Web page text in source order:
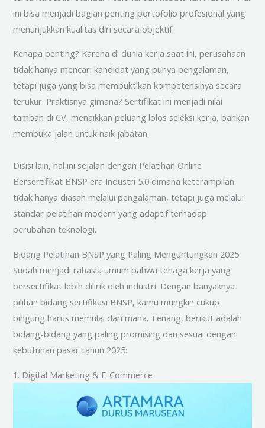
ini bisa menjadi bagian penting portofolio profesional yang
menunjukkan kualitas diri secara objektif.
Kenapa penting? Karena di dunia kerja saat ini, perusahaan
tidak hanya mencari kandidat yang punya pengalaman,
tetapi juga yang bisa membuktikan kompetensinya secara
terukur. Praktisnya gimana? Sertifikat ini menjadi nilai
tambah di CV, menaikkan peluang lolos seleksi kerja, bahkan
membuka jalan untuk naik jabatan.
Disisi lain, hal ini sejalan dengan Pelatihan Online
Bersertifikat BNSP era Industri 5.0 dimana keterampilan
tidak hanya diasah melalui pengalaman, tetapi juga melalui
standar pelatihan modern yang adaptif terhadap
perubahan teknologi.
Bidang Pelatihan BNSP yang Paling Menguntungkan 2025
Sudah menjadi rahasia umum bahwa tenaga kerja yang
bersertifikat lebih dilirik oleh industri. Dengan banyaknya
pilihan bidang sertifikasi BNSP, kamu mungkin cukup
bingung harus memulai dari mana. Tenang, berikut adalah
bidang-bidang yang paling promising dan sesuai dengan
kebutuhan pasar tahun 2025:
1. Digital Marketing & E-Commerce